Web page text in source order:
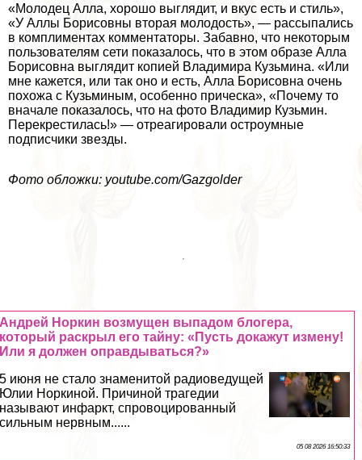
«Молодец Алла, хорошо выглядит, и вкус есть и стиль»,
«У Аллы Борисовны вторая молодость», — рассыпались
в комплиментах комментаторы. Забавно, что некоторым
пользователям сети показалось, что в этом образе Алла
Борисовна выглядит копией Владимира Кузьмина. «Или
мне кажется, или так оно и есть, Алла Борисовна очень
похожа с Кузьминым, особенно прическа», «Почему то
вначале показалось, что на фото Владимир Кузьмин.
Перекрестилась!» — отреагировали остроумные
подписчики звезды.
Фото обложки: youtube.com/Gazgolder
Андрей Норкин возмущен выпадом блогера,
который раскрыл его тайну: «Пусть докажут измену!
Или я должен оправдываться?»
5 июня не стало знаменитой радиоведущей
Юлии Норкиной. Причиной трагедии
называют инфаркт, спровоцированный
сильным нервным......
05 08 2026 16:50:33